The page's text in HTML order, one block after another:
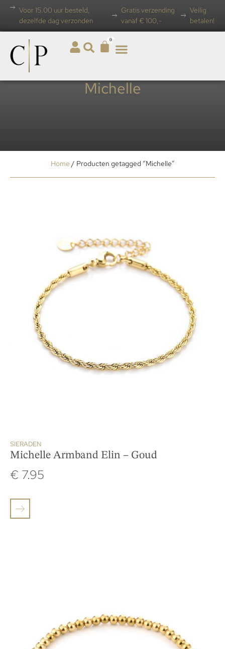
Voor 15.00 uur besteld,
dezelfde dag verzonden
Gratis verzending
vanaf € 100,-
Veilig
betalen!
0
Michelle
Home / Producten getagged “Michelle”
SIERADEN
Michelle Armband Elin – Goud
€ 7.95